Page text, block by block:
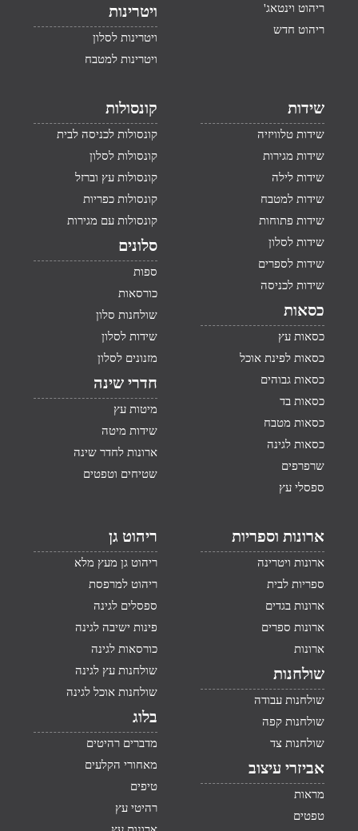
ריהוט וינטאג'
ריהוט חדש
ויטרינות
ויטרינות לסלון
ויטרינות למטבח
שידות
שידות טלוויזיה
שידות מגירות
שידות לילה
שידות למטבח
שידות פתוחות
שידות לסלון
שידות לספרים
שידות לכניסה
כסאות
כסאות עץ
כסאות לפינת אוכל
כסאות גבוהים
כסאות בד
כסאות מטבח
כסאות לגינה
שרפרפים
ספסלי עץ
קונסולות
קונסולות לכניסה לבית
קונסולות לסלון
קונסולות עץ וברזל
קונסולות כפריות
קונסולות עם מגירות
סלונים
ספות
כורסאות
שולחנות סלון
שידות לסלון
מזנונים לסלון
חדרי שינה
מיטות עץ
שידות מיטה
ארונות לחדר שינה
שטיחים וטפטים
ארונות וספריות
ארונות ויטרינה
ספריות לבית
ארונות בגדים
ארונות ספרים
ארונות
שולחנות
שולחנות עבודה
שולחנות קפה
שולחנות צד
אביזרי עיצוב
מראות
טפטים
ריהוט גן
ריהוט גן מעץ מלא
ריהוט למרפסת
ספסלים לגינה
פינות ישיבה לגינה
כורסאות לגינה
שולחנות עץ לגינה
שולחנות אוכל לגינה
בלוג
מדברים רהיטים
מאחורי הקלעים
טיפים
רהיטי עץ